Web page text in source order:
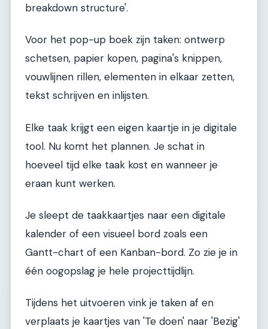
breakdown structure'.
Voor het pop-up boek zijn taken: ontwerp
schetsen, papier kopen, pagina's knippen,
vouwlijnen rillen, elementen in elkaar zetten,
tekst schrijven en inlijsten.
Elke taak krijgt een eigen kaartje in je digitale
tool. Nu komt het plannen. Je schat in
hoeveel tijd elke taak kost en wanneer je
eraan kunt werken.
Je sleept de taakkaartjes naar een digitale
kalender of een visueel bord zoals een
Gantt-chart of een Kanban-bord. Zo zie je in
één oogopslag je hele projecttijdlijn.
Tijdens het uitvoeren vink je taken af en
verplaats je kaartjes van 'Te doen' naar 'Bezig'